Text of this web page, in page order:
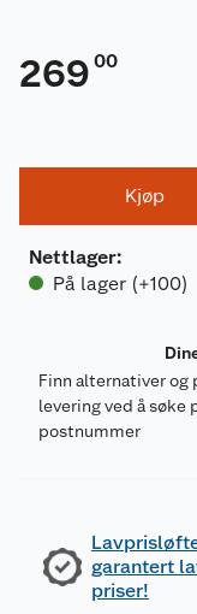
269 00
Kjøp
Nettlager:
På lager (+100)
Finn alternativer og
levering ved å søke
postnummer
garantert
priser!